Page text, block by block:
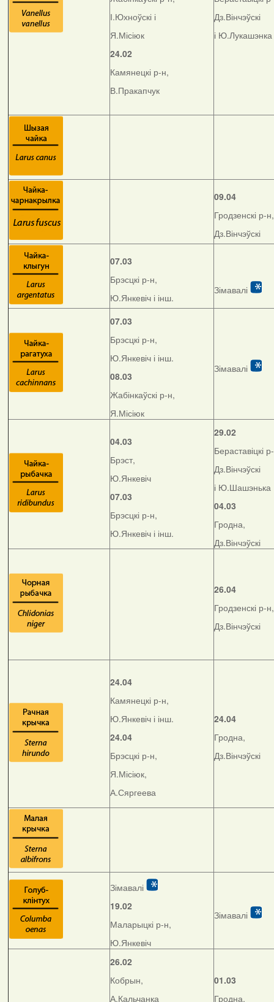
І.Юхноўскі і
Я.Місіюк
24.02
Камянецкі р-н,
В.Пракапчук
Дз.Вінчэўскі
і Ю.Лукашэнка
09.04
Гродзенскі р-н,
Дз.Вінчэўскі
07.03
Брэсцкі р-н,
Ю.Янкевіч і інш.
Зімавалі
07.03
Брэсцкі р-н,
Ю.Янкевіч і інш.
08.03
Жабінкаўскі р-н,
Я.Місіюк
Зімавалі
04.03
Брэст,
Ю.Янкевіч
07.03
Брэсцкі р-н,
Ю.Янкевіч і інш.
29.02
Бераставіцкі
Дз.Вінчэўскі
і Ю.Шашэнька
04.03
Гродна,
Дз.Вінчэўскі
26.04
Гродзенскі р-н,
Дз.Вінчэўскі
24.04
Камянецкі р-н,
Ю.Янкевіч і інш.
24.04
Брэсцкі р-н,
Я.Місіюк,
А.Сяргеева
24.04
Гродна,
Дз.Вінчэўскі
Зімавалі
19.02
Маларыцкі р-н,
Ю.Янкевіч
Зімавалі
26.02
Кобрын,
А.Кальчанка
01.03
Гродна,